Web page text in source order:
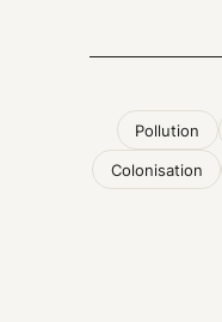
Pollution
Colonisation